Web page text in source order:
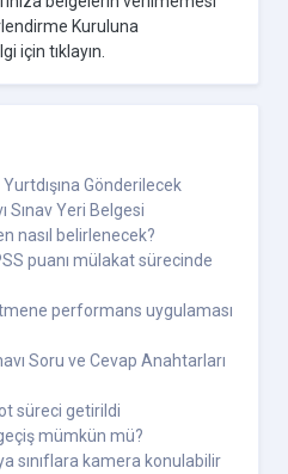
Kuruluna
için tıklayın.
Gönderilecek
Sınav Yeri Belgesi
nasıl belirlenecek?
puanı mülakat sürecinde
performans uygulaması
Soru ve Cevap Anahtarları
süreci getirildi
mümkün mü?
sınıflara kamera konulabilir